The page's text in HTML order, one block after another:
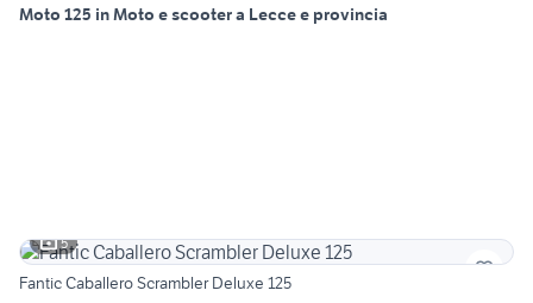
Moto 125 in Moto e scooter a Lecce e provincia
5
Fantic Caballero Scrambler Deluxe 125